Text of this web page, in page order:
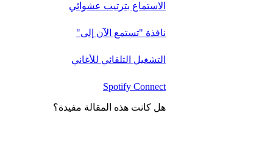
الاستماع بترتيب عشوائي
نافذة "تستمع الآن إلى"
التشغيل التلقائي للأغاني
Spotify Connect
هل كانت هذه المقالة مفيدة؟